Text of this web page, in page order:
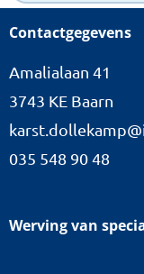
en
overeenkomsten?
Contactgegevens
Amalialaan 41
3743 KE Baarn
035 548 90 48
Werving van